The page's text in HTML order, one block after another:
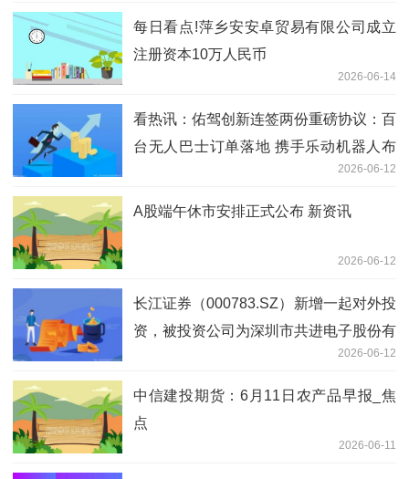
每日看点!萍乡安安卓贸易有限公司成立
注册资本10万人民币
2026-06-14
看热讯：佑驾创新连签两份重磅协议：百
台无人巴士订单落地 携手乐动机器人布
2026-06-12
A股端午休市安排正式公布 新资讯
2026-06-12
长江证券（000783.SZ）新增一起对外投
资，被投资公司为深圳市共进电子股份有
2026-06-12
中信建投期货：6月11日农产品早报_焦
点
2026-06-11